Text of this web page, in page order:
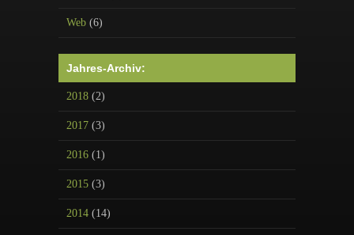
Web (6)
Jahres-Archiv:
2018 (2)
2017 (3)
2016 (1)
2015 (3)
2014 (14)